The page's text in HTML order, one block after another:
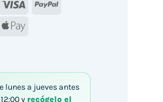
Visa
PayPal
Apple
lunes a jueves antes
y recógelo el